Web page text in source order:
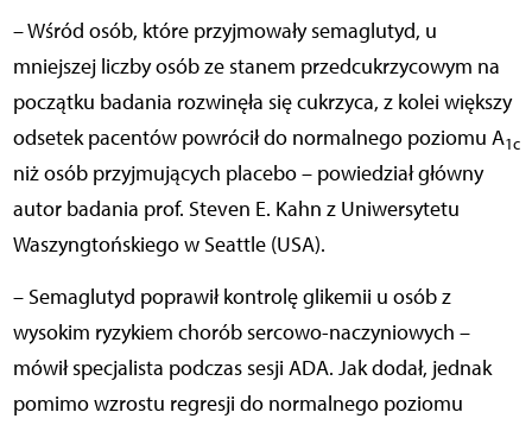
– Wśród osób, które przyjmowały semaglutyd, u
mniejszej liczby osób ze stanem przedcukrzycowym na
początku badania rozwinęła się cukrzyca, z kolei większy
odsetek pacentów powrócił do normalnego poziomu A1c
niż osób przyjmujących placebo – powiedział główny
autor badania prof. Steven E. Kahn z Uniwersytetu
Waszyngtońskiego w Seattle (USA).
– Semaglutyd poprawił kontrolę glikemii u osób z
wysokim ryzykiem chorób sercowo-naczyniowych –
mówił specjalista podczas sesji ADA. Jak dodał, jednak
pomimo wzrostu regresji do normalnego poziomu